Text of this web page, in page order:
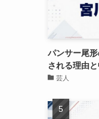
パンサー尾
される理由
芸人